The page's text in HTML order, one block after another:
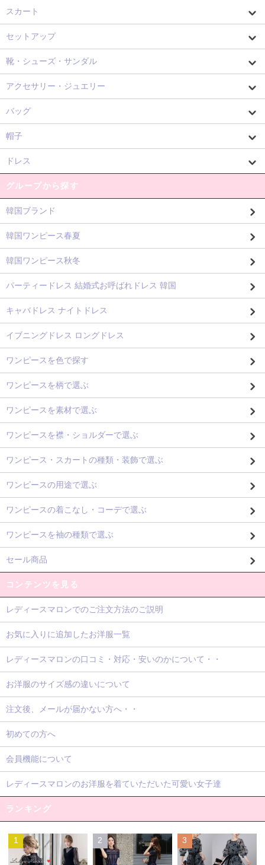
スカート
セットアップ
靴・シューズ・サンダル
アクセサリー・ジュエリー
バッグ
帽子
ドレス
グループから探す
韓国ブランド
韓国ワンピース春夏
韓国ワンピース秋冬
パーティードレス 結婚式お呼ばれドレス 韓国
キャバドレス ナイトドレス
イブニングドレス ロングドレス
ワンピースを色で探す
ワンピースを柄で選ぶ
ワンピースを素材で選ぶ
ワンピースを襟・ショルダーで選ぶ
ワンピース・スカートの種類・装飾で選ぶ
ワンピースの用途で選ぶ
ワンピースの着こなし・コーデで選ぶ
ワンピースを袖の種類で選ぶ
セール商品
コンテンツを見る
レディースマロンでのご注文方法のご説明
お気に入りに追加したお洋服一覧
レディースマロンの口コミ・対応・安いのかについて・・
お洋服のサイズ感の違いについて
注文後、メールが届かない方へ・・
初めての方へ
会員機能について
レディースマロンのお洋服を着ていただいた可愛い女子達
ランキング
1 2 3